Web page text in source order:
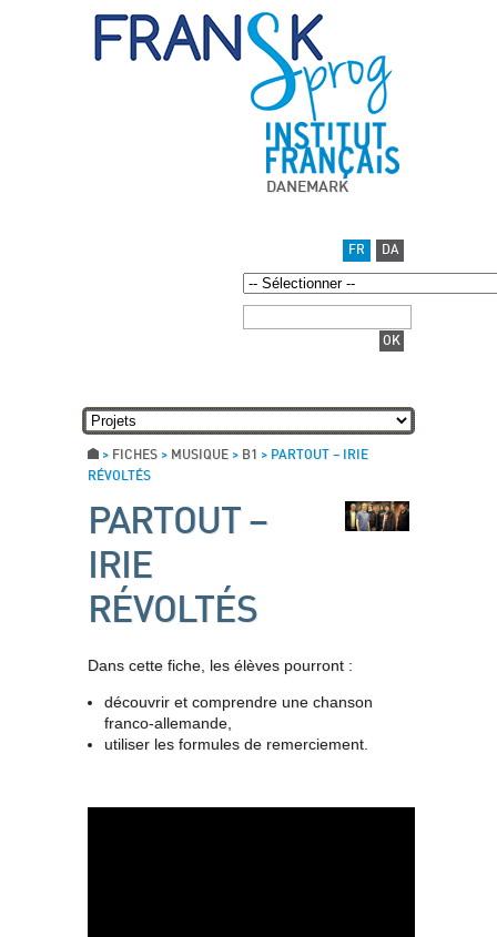
DANEMARK
FR DA
> FICHES > MUSIQUE > B1 > PARTOUT – IRIE
RÉVOLTÉS
PARTOUT –
IRIE
RÉVOLTÉS
Dans cette fiche, les élèves pourront :
découvrir et comprendre une chanson
franco-allemande,
utiliser les formules de remerciement.